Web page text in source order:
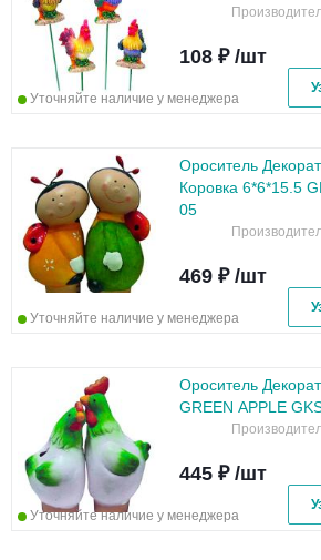
Уточняйте наличие у менеджера
108 ₽ /шт
Ороситель
Коровка 6*6*15.5
05
Уточняйте наличие у менеджера
469 ₽ /шт
Ороситель
GREEN APPLE
Уточняйте наличие у менеджера
445 ₽ /шт